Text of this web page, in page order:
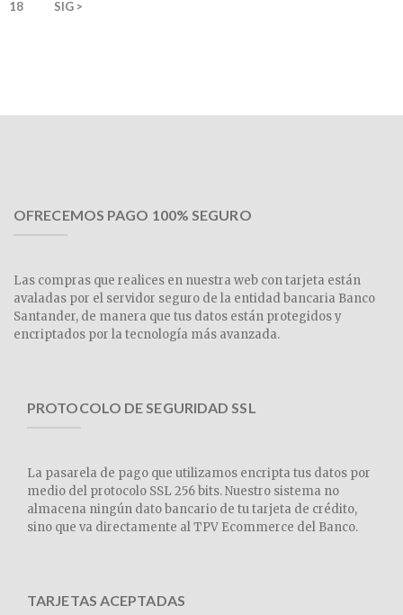
18
SIG >
OFRECEMOS PAGO 100% SEGURO
Las compras que realices en nuestra web con tarjeta están
avaladas por el servidor seguro de la entidad bancaria Banco
Santander, de manera que tus datos están protegidos y
encriptados por la tecnología más avanzada.
PROTOCOLO DE SEGURIDAD SSL
La pasarela de pago que utilizamos encripta tus datos por
medio del protocolo SSL 256 bits. Nuestro sistema no
almacena ningún dato bancario de tu tarjeta de crédito,
sino que va directamente al TPV Ecommerce del Banco.
TARJETAS ACEPTADAS